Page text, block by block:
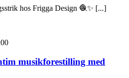
hos Frigga Design 🧶✨ [...]
musikforestilling med